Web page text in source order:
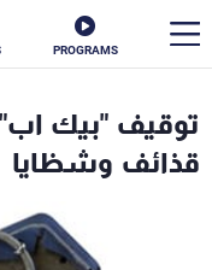
PROGRAMS
توقيف "بيك اب"
قذائف وشظايا
الأخبار